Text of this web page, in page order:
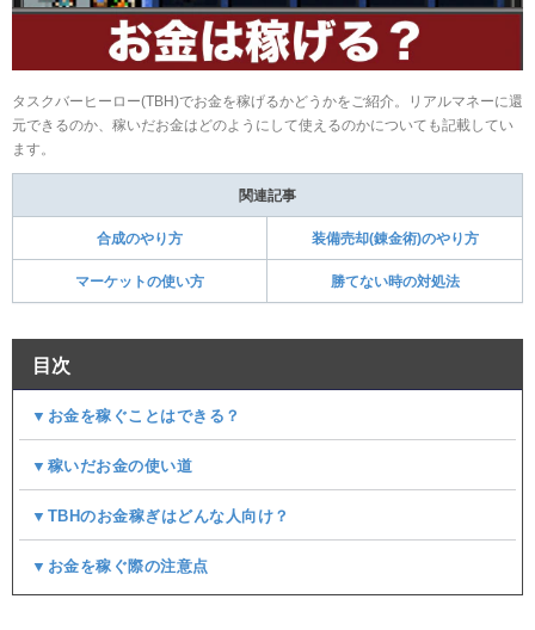
タスクバーヒーロー(TBH)でお金を稼げるかどうかをご紹介。リアルマネーに還
元できるのか、稼いだお金はどのようにして使えるのかについても記載してい
ます。
関連記事
合成のやり方 装備売却(錬金術)のやり方
マーケットの使い方 勝てない時の対処法
目次
▼お金を稼ぐことはできる？
▼稼いだお金の使い道
▼TBHのお金稼ぎはどんな人向け？
▼お金を稼ぐ際の注意点